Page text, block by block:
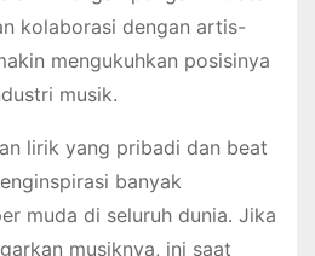
kolaborasi dengan artis-
mengukuhkan posisinya
musik.
lirik yang pribadi dan beat
banyak
muda di seluruh dunia. Jika
musiknya, ini saat